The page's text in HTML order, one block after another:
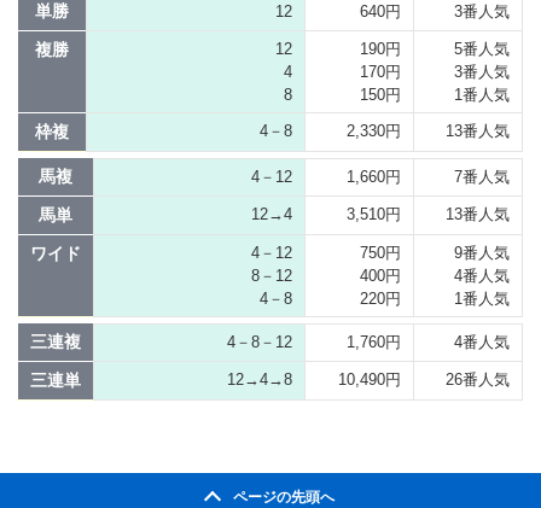
単勝 12 640円 3番人気
複勝
12
4
8
190円
170円
150円
5番人気
3番人気
1番人気
枠複 4－8 2,330円 13番人気
馬複 4－12 1,660円 7番人気
馬単 12→4 3,510円 13番人気
ワイド
4－12
8－12
4－8
750円
400円
220円
9番人気
4番人気
1番人気
三連複 4－8－12 1,760円 4番人気
三連単 12→4→8 10,490円 26番人気
ページの先頭へ